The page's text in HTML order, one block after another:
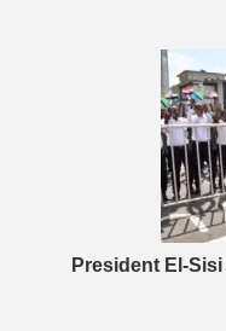
President El-